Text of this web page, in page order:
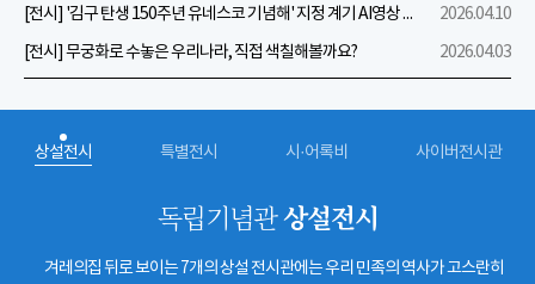
[전시] '김구 탄생 150주년 유네스코 기념해' 지정 계기 AI영상 국민공모 개최 안내
2026.04.10
[전시] 무궁화로 수놓은 우리나라, 직접 색칠해볼까요?
2026.04.03
상설전시 특별전시 시·어록비 사이버전시관
독립기념관상설전시
겨레의집 뒤로 보이는 7개의 상설 전시관에는 우리 민족의 역사가 고스란히